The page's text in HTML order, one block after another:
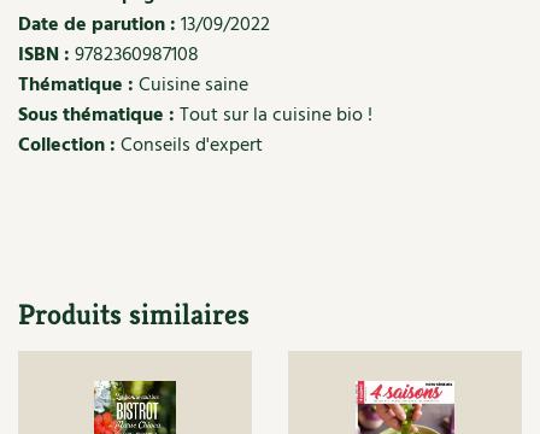
Soins et cosmétiques au naturel
Société et alternatives
Actions pour la planète
Date de parution :13/09/2022
ISBN :9782360987108
Thématique :Cuisine saine
Sous thématique :Tout sur la cuisine bio !
Collection :Conseils d'expert
Produits similaires